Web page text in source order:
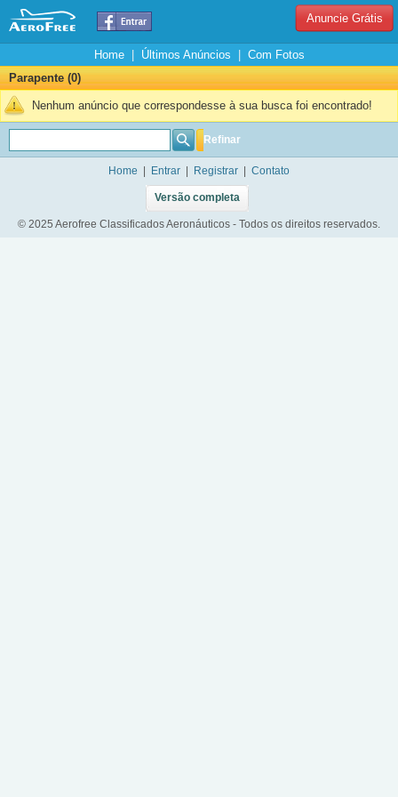
Anuncie Grátis
Home| Últimos Anúncios
Com Fotos
Parapente (0)
Nenhum anúncio que correspondesse à sua busca foi encontrado!
Refinar
Home Entrar Registrar Contato
Versão completa
© 2025 Aerofree Classificados Aeronáuticos - Todos os direitos reservados.